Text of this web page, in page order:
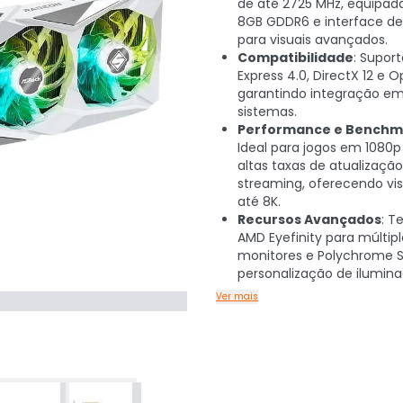
de até 2725 MHz,
8GB GDDR6 e interface
para visuais avançados.
Compatibilidade:
Express 4.0, DirectX 12 e
garantindo integração
sistemas.
Performance e
Ideal para jogos em
altas taxas de
streaming, oferecendo
até 8K.
Recursos Avançados:
AMD Eyefinity para
monitores e Polychrome
personalização de
Ver mais